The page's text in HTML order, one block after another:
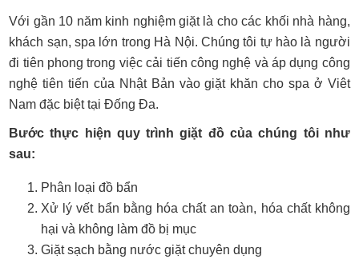
Với gần 10 năm kinh nghiệm giặt là cho các khối nhà hàng,
khách sạn, spa lớn trong Hà Nội. Chúng tôi tự hào là người
đi tiên phong trong việc cải tiến công nghệ và áp dụng công
nghệ tiên tiến của Nhật Bản vào giặt khăn cho spa ở Viêt
Nam đặc biệt tại Đống Đa.
Bước thực hiện quy trình giặt đồ của chúng tôi như
sau:
Phân loại đồ bẩn
Xử lý vết bẩn bằng hóa chất an toàn, hóa chất không
hại và không làm đồ bị mục
Giặt sạch bằng nước giặt chuyên dụng